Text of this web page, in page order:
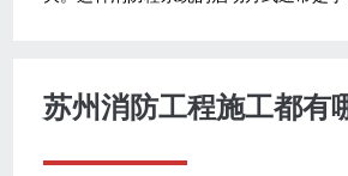
苏州消防工程施工都有